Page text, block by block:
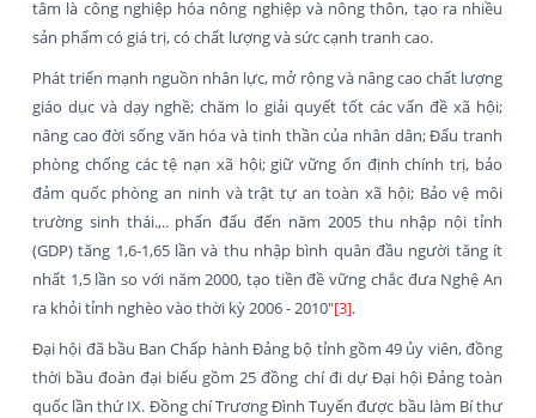
tâm là công nghiệp hóa nông nghiệp và nông thôn, tạo ra nhiều
sản phẩm có giá trị, có chất lượng và sức cạnh tranh cao.
Phát triển mạnh nguồn nhân lực, mở rộng và nâng cao chất lượng
giáo dục và dạy nghề; chăm lo giải quyết tốt các vấn đề xã hội;
nâng cao đời sống văn hóa và tinh thần của nhân dân; Đấu tranh
phòng chống các tệ nạn xã hội; giữ vững ổn định chính trị, bảo
đảm quốc phòng an ninh và trật tự an toàn xã hội; Bảo vệ môi
trường sinh thái.,.. phấn đấu đến năm 2005 thu nhập nội tỉnh
(GDP) tăng 1,6-1,65 lần và thu nhập bình quân đầu người tăng ít
nhất 1,5 lần so với năm 2000, tạo tiền đề vững chắc đưa Nghệ An
ra khỏi tỉnh nghèo vào thời kỳ 2006 - 2010"[3].
Đại hội đã bầu Ban Chấp hành Đảng bộ tỉnh gồm 49 ủy viên, đồng
thời bầu đoàn đại biểu gồm 25 đồng chí đi dự Đại hội Đảng toàn
quốc lần thứ IX. Đồng chí Trương Đình Tuyển được bầu làm Bí thư